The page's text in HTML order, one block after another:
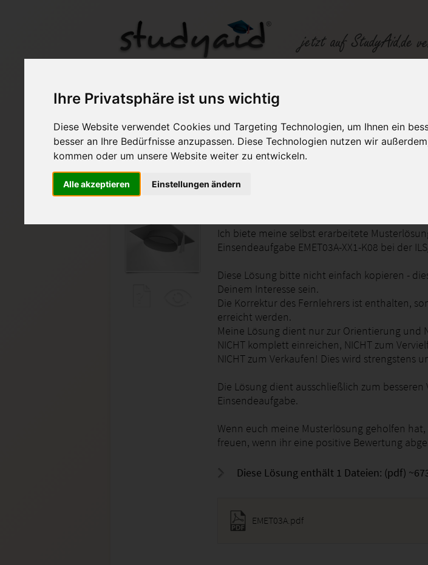
Ihre Privatsphäre ist uns wichtig
Diese Website verwendet Cookies und Targeting Technologien, um Ihnen ein
besser an Ihre Bedürfnisse anzupassen. Diese Technologien nutzen wir
kommen oder um unsere Website weiter zu entwickeln.
Alle akzeptieren Einstellungen ändern
ILS/SGD EMET03A-XX1-K08 NOTE 1
Auf StudyAid.de verkaufen Kategorien
Ich biete meine selbst erarbeitete
Einsendeaufgabe EMET03A-XX1-K08 bei der
Diese Lösung bitte nicht einfach kopieren -
Deinem Interesse sein.
Die Korrektur des Fernlehrers ist enthalten,
erreicht werden.
Meine Lösung dient nur zur Orientierung und
NICHT komplett einreichen, NICHT zum
NICHT zum Verkaufen! Dies wird strengstens
Die Lösung dient ausschließlich zum besseren
Einsendeaufgabe.
Wenn euch meine Musterlösung geholfen
freuen, wenn ihr eine positive Bewertung
Diese Lösung enthält 1 Dateien: (pdf)
EMET03A.pdf